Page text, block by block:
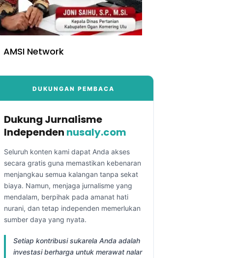
AMSI Network
DUKUNGAN PEMBACA
Dukung Jurnalisme
Independen nusaly.com
Seluruh konten kami dapat Anda akses
secara gratis guna memastikan kebenaran
menjangkau semua kalangan tanpa sekat
biaya. Namun, menjaga jurnalisme yang
mendalam, berpihak pada amanat hati
nurani, dan tetap independen memerlukan
sumber daya yang nyata.
Setiap kontribusi sukarela Anda adalah
investasi berharga untuk merawat nalar